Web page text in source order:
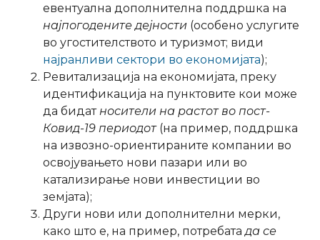
евентуална дополнителна поддршка на
најпогодените дејности (особено услугите
во угостителството и туризмот; види
најранливи сектори во економијата);
Ревитализација на економијата, преку
идентификација на пунктовите кои може
да бидат носители на растот во пост-
Ковид-19 периодот(на пример, поддршка
на извозно-ориентираните компании во
освојувањето нови пазари или во
катализирање нови инвестиции во
земјата);
Други нови или дополнителни мерки,
како што е, на пример, потребата да се